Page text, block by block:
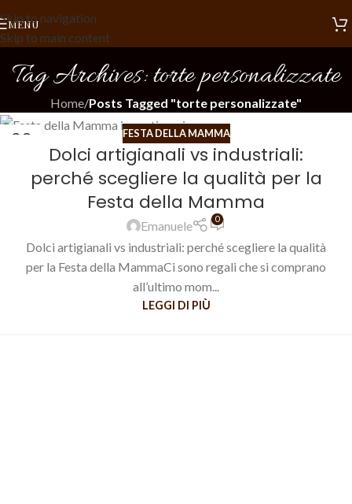
Skip to navigation
Skip to main content
MENU
Tag Archives: torte personalizzate
Home/Posts Tagged "torte personalizzate"
29 FESTA DELLA MAMMA
Dolci artigianali vs industriali:
perché scegliere la qualità per la
Festa della Mamma
Emanuele 0
Dolci artigianali vs industriali: perché scegliere la qualità
per la Festa della MammaCi sono regali che si comprano
all’ultimo mom...
LEGGI DI PIÙ